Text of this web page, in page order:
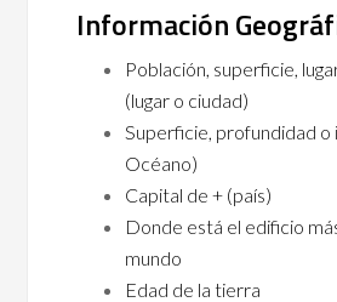
Información
Población, superficie,
(lugar o ciudad)
Superficie, profundidad o
Océano)
Capital de + (país)
Donde está el edificio
mundo
Edad de la tierra